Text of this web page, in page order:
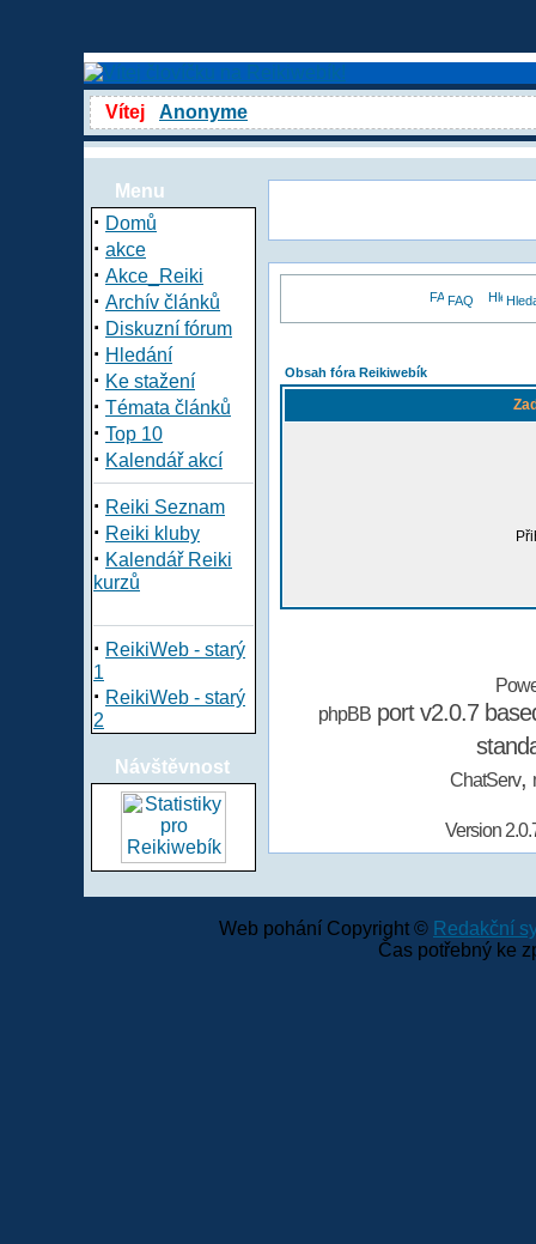
Vítej Anonyme
Menu
· Domů
· akce
· Akce_Reiki
· Archív článků
· Diskuzní fórum
· Hledání
· Ke stažení
· Témata článků
· Top 10
· Kalendář akcí
· Reiki Seznam
· Reiki kluby
· Kalendář Reiki
kurzů
· ReikiWeb - starý
1
· ReikiWeb - starý
2
Návštěvnost
FAQ
Obsah fóra Reikiwebík
phpBBport v2.0.7
ChatServ,
Version
Web pohání Copyright © Redakční
Čas potřebný ke